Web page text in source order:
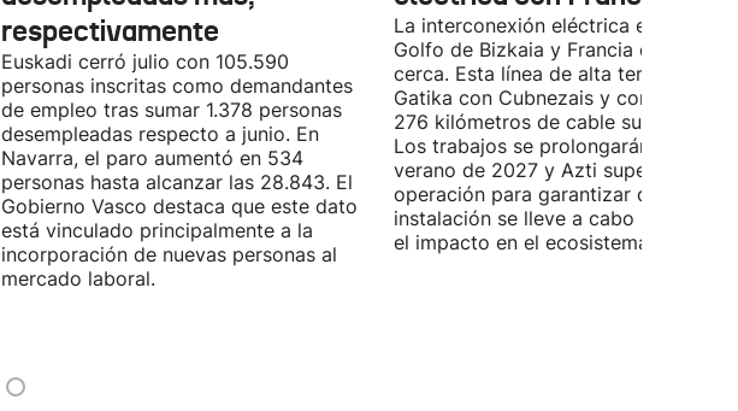
respectivamente
Euskadi cerró julio con 105.590
personas inscritas como demandantes
de empleo tras sumar 1.378 personas
desempleadas respecto a junio. En
Navarra, el paro aumentó en 534
personas hasta alcanzar las 28.843. El
Gobierno Vasco destaca que este dato
está vinculado principalmente a la
incorporación de nuevas personas al
mercado laboral.
La interconexión eléctrica entre el
Golfo de Bizkaia y Francia está más
cerca. Esta línea de alta tensión unirá
Gatika con Cubnezais y contará con
276 kilómetros de cable submarino.
Los trabajos se prolongarán hasta
verano de 2027 y Azti supervisará la
operación para garantizar que la
instalación se lleve a cabo
el impacto en el ecosistema marino.